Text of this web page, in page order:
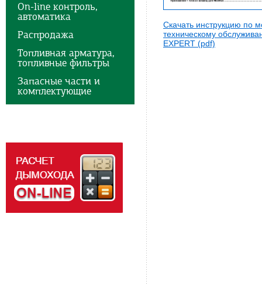
Скачать инструкцию по
техническому
EXPERT (pdf)
On-line контроль,
автоматика
Распродажа
Топливная арматура,
топливные фильтры
Запасные части и
комплектующие